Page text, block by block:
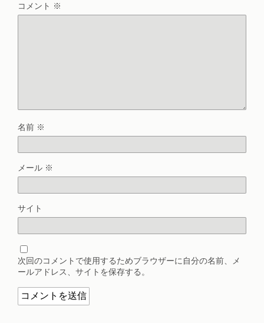
コメント ※
名前 ※
メール ※
サイト
次回のコメントで使用するためブラウザーに自分の名前、メ
ールアドレス、サイトを保存する。